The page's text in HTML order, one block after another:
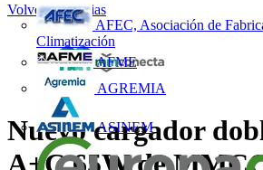
AFEC, Asociación de
Climatización
AFME
AGREMIA
ASINEM
Volver a Noticias
Nuevo cargador